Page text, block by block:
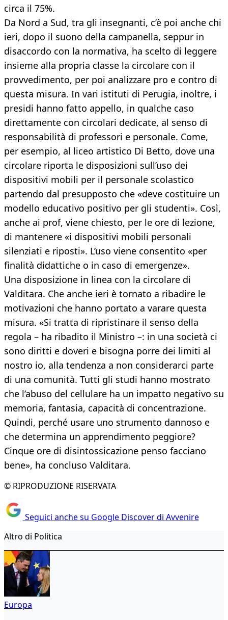
circa il 75%.
Da Nord a Sud, tra gli insegnanti, c’è poi anche chi
ieri, dopo il suono della campanella, seppur in
disaccordo con la normativa, ha scelto di leggere
insieme alla propria classe la circolare con il
provvedimento, per poi analizzare pro e contro di
questa misura. In vari istituti di Perugia, inoltre, i
presidi hanno fatto appello, in qualche caso
direttamente con circolari dedicate, al senso di
responsabilità di professori e personale. Come,
per esempio, al liceo artistico Di Betto, dove una
circolare riporta le disposizioni sull’uso dei
dispositivi mobili per il personale scolastico
partendo dal presupposto che «deve costituire un
modello educativo positivo per gli studenti». Così,
anche ai prof, viene chiesto, per le ore di lezione,
di mantenere «i dispositivi mobili personali
silenziati e riposti». L’uso viene consentito «per
finalità didattiche o in caso di emergenze».
Una disposizione in linea con la circolare di
Valditara. Che anche ieri è tornato a ribadire le
motivazioni che hanno portato a varare questa
misura. «Si tratta di ripristinare il senso della
regola – ha ribadito il Ministro –: in una società ci
sono diritti e doveri e bisogna porre dei limiti al
nostro io, alla tendenza a non considerarci parte
di una comunità. Tutti gli studi hanno mostrato
che l’abuso del cellulare ha un impatto negativo su
memoria, fantasia, capacità di concentrazione.
Quindi, perché usare uno strumento dannoso e
che determina un apprendimento peggiore?
Cinque ore di disintossicazione penso facciano
bene», ha concluso Valditara.
© RIPRODUZIONE RISERVATA
Seguici anche su Google Discover di Avvenire
Altro di Politica
Europa